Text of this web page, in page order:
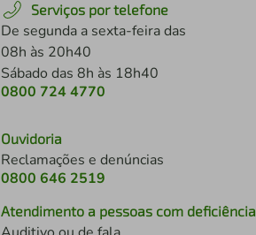
Serviços por telefone
De segunda a sexta-feira das
08h às 20h40
Sábado das 8h às 18h40
0800 724 4770
Ouvidoria
Reclamações e denúncias
0800 646 2519
Atendimento a pessoas com deficiência